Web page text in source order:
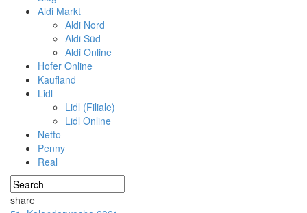
Aldi Markt
Aldi Nord
Aldi Süd
Aldi Online
Hofer Online
Kaufland
Lidl
Lidl (Filiale)
Lidl Online
Netto
Penny
Real
share